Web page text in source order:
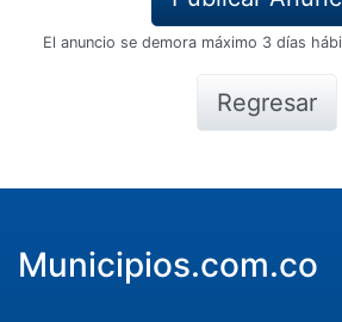
El anuncio se demora máximo 3 días
Regresar
Municipios.com.co